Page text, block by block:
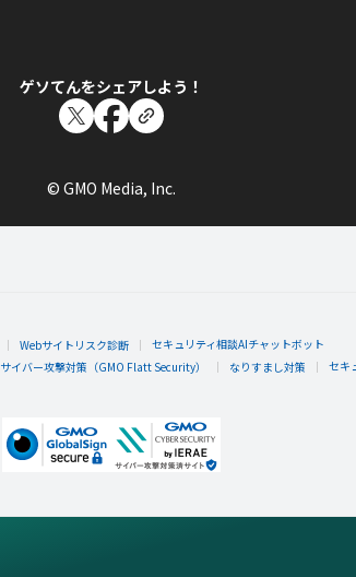
ゲソてんをシェアしよう！
© GMO Media, Inc.
Webサイトリスク診断
セキュリティ相談AIチャットボット
サイバー攻撃対策（GMO Flatt Security） なりすまし対策 セキ